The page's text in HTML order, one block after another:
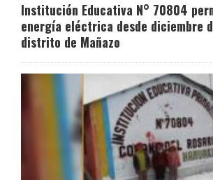
Institución Educativa N° 70804
energía eléctrica desde diciembre
distrito de Mañazo